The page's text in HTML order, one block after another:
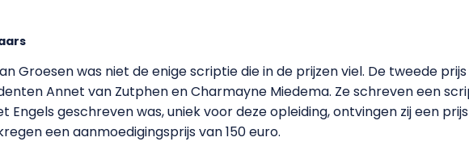
Groesen was niet de enige scriptie die in de prijzen viel. De tweede
Annet van Zutphen en Charmayne Miedema. Ze schreven een
Engels geschreven was, uniek voor deze opleiding, ontvingen zij een
een aanmoedigingsprijs van 150 euro.